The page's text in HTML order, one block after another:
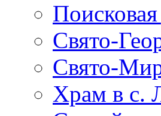
Свято-
Свято-
Храм в с.